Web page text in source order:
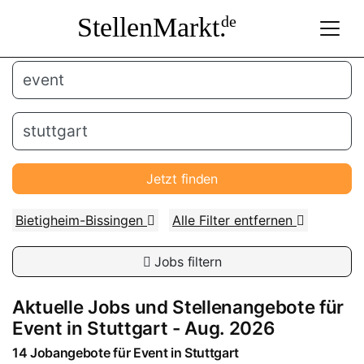
StellenMarkt.de
Jetzt finden
Bietigheim-Bissingen Alle Filter entfernen
Jobs filtern
Aktuelle Jobs und Stellenangebote für
Event in Stuttgart - Aug. 2026
14 Jobangebote für EventinStuttgart